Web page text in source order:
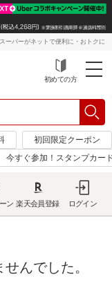
ーパーがネットで便利に・おトクに
初めての方
初回限定クーポン
今すぐ参加！スタンプカー
ン 楽天会員登録 ログイン
んでした。